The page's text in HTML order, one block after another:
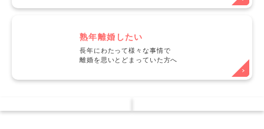
熟年離婚したい
長年にわたって様々な事情で
離婚を思いとどまっていた方へ